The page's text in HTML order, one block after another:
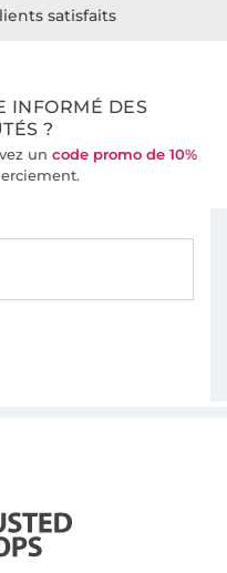
INFORMÉ DES
?
un code promo de 10%